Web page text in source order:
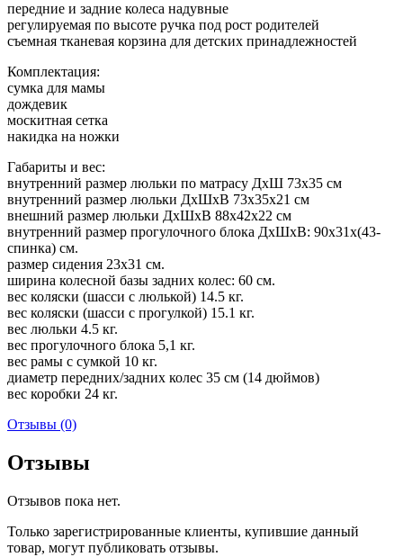
передние и задние колеса надувные
регулируемая по высоте ручка под рост родителей
съемная тканевая корзина для детских принадлежностей
Комплектация:
сумка для мамы
дождевик
москитная сетка
накидка на ножки
Габариты и вес:
внутренний размер люльки по матрасу ДхШ 73х35 см
внутренний размер люльки ДхШхВ 73х35х21 см
внешний размер люльки ДхШхВ 88х42х22 см
внутренний размер прогулочного блока ДхШхВ: 90х31х(43-
спинка) см.
размер сидения 23х31 см.
ширина колесной базы задних колес: 60 см.
вес коляски (шасси с люлькой) 14.5 кг.
вес коляски (шасси с прогулкой) 15.1 кг.
вес люльки 4.5 кг.
вес прогулочного блока 5,1 кг.
вес рамы с сумкой 10 кг.
диаметр передних/задних колес 35 см (14 дюймов)
вес коробки 24 кг.
Отзывы (0)
Отзывы
Отзывов пока нет.
Только зарегистрированные клиенты, купившие данный
товар, могут публиковать отзывы.